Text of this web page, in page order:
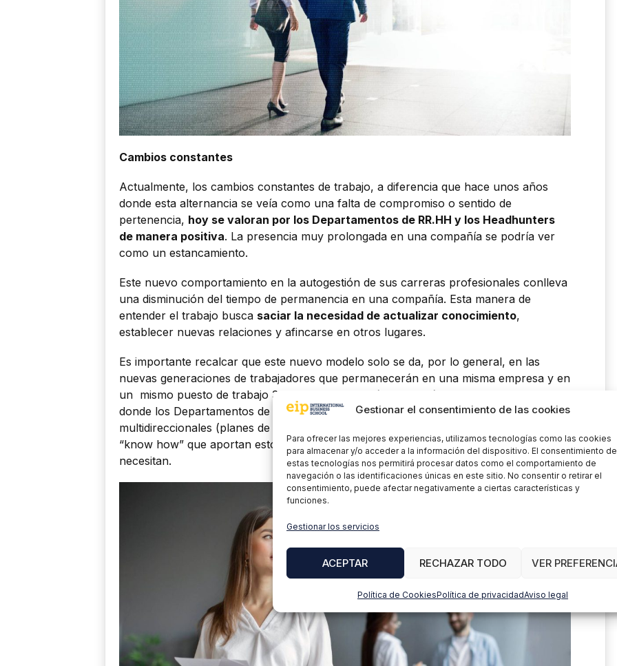
Gestionar el consentimiento de las cookies
Para ofrecer las mejores experiencias, utilizamos tecnologías como las cookies
para almacenar y/o acceder a la información del dispositivo. El consentimiento de
estas tecnologías nos permitirá procesar datos como el comportamiento de
navegación o las identificaciones únicas en este sitio. No consentir o retirar el
consentimiento, puede afectar negativamente a ciertas características y
funciones.
Gestionar los servicios
ACEPTAR RECHAZAR TODO VER
Política de CookiesPolítica de privacidadAviso legal
Cambios constantes
Actualmente, los cambios constantes de trabajo, a diferencia que hace unos años
donde esta alternancia se veía como una falta de compromiso o sentido de
pertenencia, hoy se valoran por los Departamentos de RR.HH y los Headhunters
de manera positiva. La presencia muy prolongada en una compañía se podría ver
como un estancamiento.
Este nuevo comportamiento en la autogestión de sus carreras profesionales conlleva
una disminución del tiempo de permanencia en una compañía. Esta manera de
entender el trabajo busca saciar la necesidad de actualizar conocimiento,
establecer nuevas relaciones y afincarse en otros lugares.
Es importante recalcar que este nuevo modelo solo se da, por lo general, en las
nuevas generaciones de trabajadores que permanecerán en una misma empresa y en
un mismo puesto de trabajo 3 o 4 años como máximo. Será durante este periodo
donde los Departamentos de RR.HH deberán crear metodologías de trabajo
multidireccionales (planes de formación y desarrollo) encaminadas a obtener el
“know how” que aportan estos durante este periodo y a proporcionales el que ellos
necesitan.